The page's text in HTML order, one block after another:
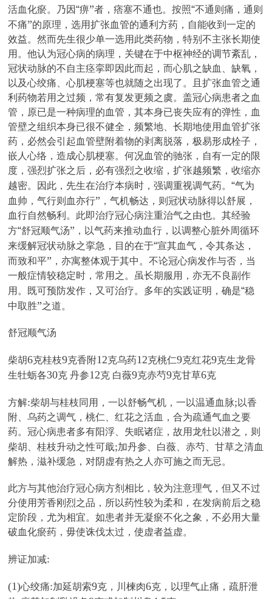
活血化瘀。乃因“痹”者，痞塞不通也。按照“不通则痛，通则
不痛”的原理，选用扩张血管的通利方药，自能收到一定的
效益。然而先生很少单一选用此类药物，特别不主张长期使
用。他认为冠心病的病理，关键在于中枢神经的调节紊乱，
冠状动脉的不自主痉挛即因此而起，而心肌之缺血、缺氧，
以及心绞痛、心肌梗塞等也就随之出现了。且扩张血管之通
利药物若用之过频，常有复发更频之虞。盖冠心病患者之血
管，原已是一种病理的血管，其本身已丧失应有的弹性，血
管壁之组织本身已很不健全，频繁地、长期地使用血管扩张
药，必然会引起血管壁附着物的剥离脱落，极易形成栓子，
嵌人心络，造成心肌梗塞。何况血管的驰张，自有一定的限
度，强烈扩张之后，必有强烈之收缩，扩张越频繁，收缩亦
越密。因此，先生在治疗本病时，强调重视调气药。“气为
血帅，气行则血亦行” ，气机畅达，则冠状动脉得以舒展，
血行自然畅利。此即治疗冠心病注重治气之由也。其经验
方“舒冠顺气汤” ，以气药来推动血行，以调整心脏外周循环
来缓解冠状动脉之挛急，目的在于“宣其血气，令其条达，
而致和平” ，亦寓整体观于其中。不论冠心病发作与否，当
一般症情较稳定时，常用之。虽长期服用，亦无不良副作
用。既可预防发作，又可治疗。多年的实践证明，确是“稳
中取胜”之道。
舒冠顺气汤
柴胡6克桂枝9克香附12克乌药12克桃仁9克红花9克生龙骨
生牡蛎各30克 丹参12克 白薇9克赤芍9克甘草6克
方解:柴胡与桂枝同用，一以舒畅气机，一以温通血脉; 以香
附、乌药之调气，桃仁、红花之活血，合为疏通气血之要
药。冠心病患者多有阳浮、失眠诸症，故用龙牡以潜之，则
柴胡、桂枝升动之性可戢;加丹参、白薇、赤芍、甘草之清血
解热，滋补缓急，对阴虚有热之人亦可施之而无忌。
此方与其他治疗冠心病方剂相比，较为注意理气，但又不过
分使用芳香刚烈之品，所以药性较为柔和，在发病前后之稳
定阶段，尤为相宜。如患者并无凝瘀不化之象，不必用大量
破血化瘀药，毋使诛伐太过，使虚者益虚。
辨证加减:
(1)心绞痛:加延胡索9克，川楝肉6克，以理气止痛，疏肝泄